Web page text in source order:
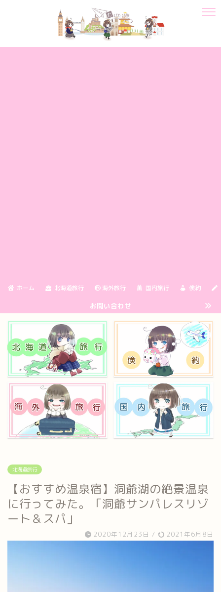
ホーム 北海道旅行 海外旅行 国内旅行 倹約
お問い合わせ
北海道旅行
【おすすめ温泉宿】洞爺湖の絶景温泉
に行ってみた。「洞爺サンパレスリゾ
ート＆スパ」
2020年12月23日 / 2021年6月8日